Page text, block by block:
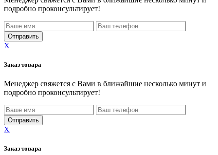
подробно проконсультирует!
X
Заказ товара
Менеджер свяжется с Вами в ближайшие несколько минут и
подробно проконсультирует!
X
Заказ товара